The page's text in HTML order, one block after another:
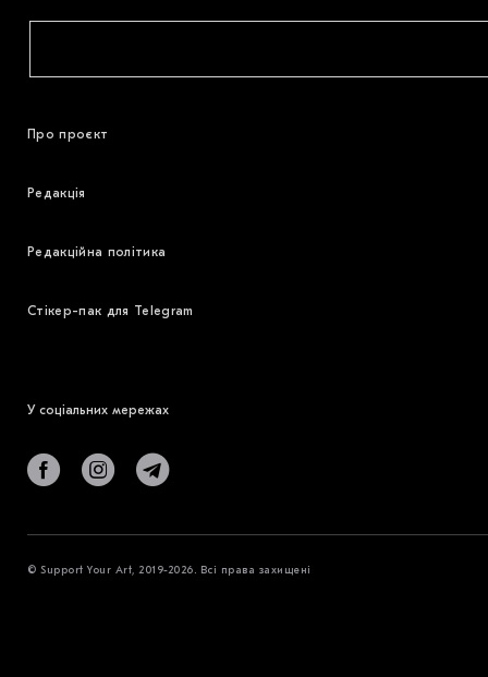
Про проєкт
Редакція
Редакційна політика
Стікер-пак для Telegram
У соціальних мережах
© Support Your Art, 2019-2026. Всі права захищені